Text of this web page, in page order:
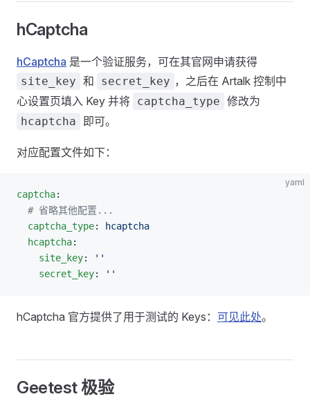
hCaptcha
hCaptcha 是一个验证服务，可在其官网申请获得
site_key 和 secret_key ，之后在 Artalk 控制中
心设置页填入 Key 并将 captcha_type 修改为
hcaptcha 即可。
对应配置文件如下：
yaml
captcha:
  # 省略其他配置...
  captcha_type
:
hcaptcha
  hcaptcha
:
    site_key
:
''
    secret_key
: ''
hCaptcha 官方提供了用于测试的 Keys： 可见此处。
Geetest 极验